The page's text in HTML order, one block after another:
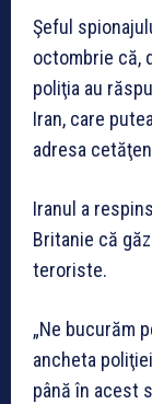
Şeful
octombrie că,
poliţia au
Iran, care
adresa
Iranul a
Britanie că
teroriste.
„Ne bucurăm
ancheta
până în acest